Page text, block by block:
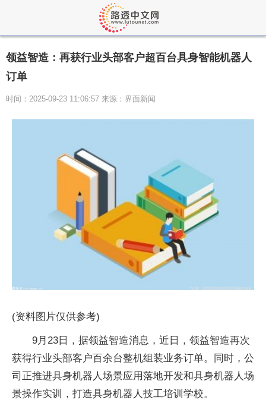
领益智造：再获行业头部客户超百台具身智能机器人
订单
时间：2025-09-23 11:06:57 来源：界面新闻
(资料图片仅供参考)
9月23日，据领益智造消息，近日，领益智造再次
获得行业头部客户百余台整机组装业务订单。同时，公
司正推进具身机器人场景应用落地开发和具身机器人场
景操作实训，打造具身机器人技工培训学校。